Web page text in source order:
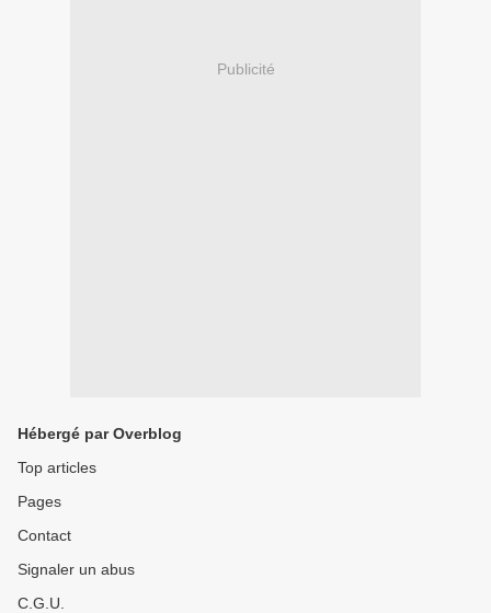
Publicité
Hébergé par Overblog
Top articles
Pages
Contact
Signaler un abus
C.G.U.